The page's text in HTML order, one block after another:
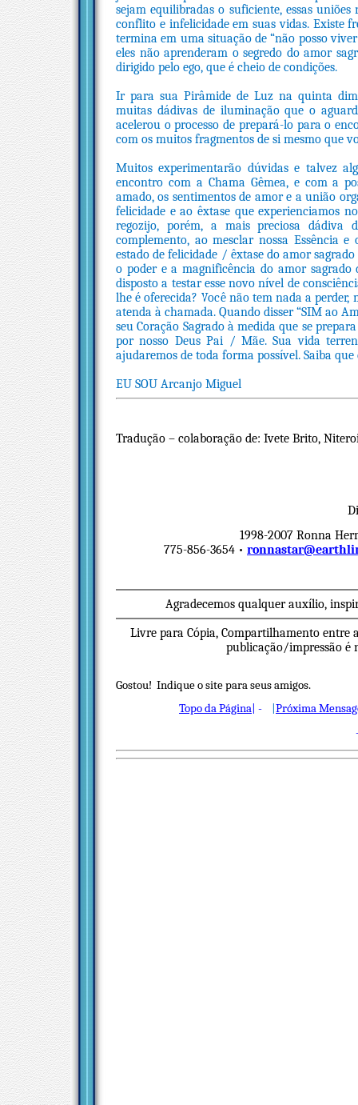
sejam equilibradas o suficiente, essas
conflito e infelicidade em suas vidas. Existe
termina em uma situação de “não posso
eles não aprenderam o segredo do amor
dirigido pelo ego, que é cheio de condições.
Ir para sua Pirâmide de Luz na quinta
muitas dádivas de iluminação que o
acelerou o processo de prepará-lo para o
com os muitos fragmentos de si mesmo que
Muitos experimentarão dúvidas e talvez
encontro com a Chama Gêmea, e com a
amado, os sentimentos de amor e a união
felicidade e ao êxtase que experienciamos
regozijo, porém, a mais preciosa
complemento, ao mesclar nossa Essência
estado de felicidade / êxtase do amor
o poder e a magnificência do amor
disposto a testar esse novo nível de
lhe é oferecida? Você não tem nada a perder,
atenda à chamada. Quando disser “SIM ao
seu Coração Sagrado à medida que se
por nosso Deus Pai / Mãe. Sua vida
ajudaremos de toda forma possível. Saiba
EU SOU Arcanjo Miguel
Tradução – colaboração de: Ivete Brito,
1998-2007 Ronna
775-856-3654 •
Agradecemos qualquer auxílio,
Livre para Cópia, Compartilhamento entre
publicação/impressão é
Gostou! Indique o site para seus amigos.
Topo da Página -
Próxima